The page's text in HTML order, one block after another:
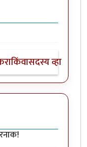
किंवासदस्य व्हा